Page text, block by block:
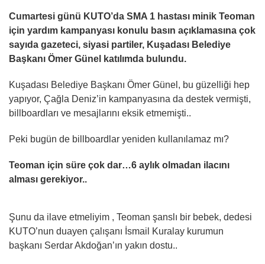
Cumartesi günü KUTO’da SMA 1 hastası minik Teoman
için yardım kampanyası konulu basın açıklamasına çok
sayıda gazeteci, siyasi partiler, Kuşadası Belediye
Başkanı Ömer Günel katılımda bulundu.
Kuşadası Belediye Başkanı Ömer Günel, bu güzelliği hep
yapıyor, Çağla Deniz’in kampanyasına da destek vermişti,
billboardları ve mesajlarını eksik etmemişti..
Peki bugün de billboardlar yeniden kullanılamaz mı?
Teoman için süre çok dar…6 aylık olmadan ilacını
alması gerekiyor..
Şunu da ilave etmeliyim , Teoman şanslı bir bebek, dedesi
KUTO’nun duayen çalışanı İsmail Kuralay kurumun
başkanı Serdar Akdoğan’ın yakın dostu..